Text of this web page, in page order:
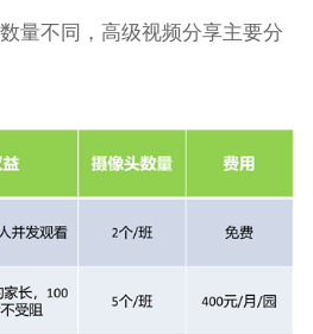
不同，高级视频分享主要分